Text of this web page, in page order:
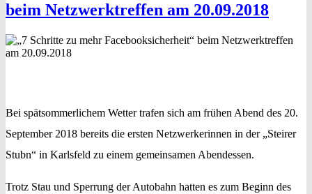
beim Netzwerktreffen am 20.09.2018
Bei spätsommerlichem Wetter trafen sich am frühen Abend des 20.
September 2018 bereits die ersten Netzwerkerinnen in der „Steirer
Stubn“ in Karlsfeld zu einem gemeinsamen Abendessen.
Trotz Stau und Sperrung der Autobahn hatten es zum Beginn des